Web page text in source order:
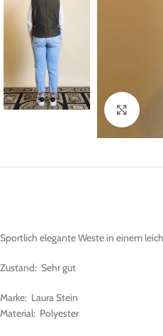
Klick
Sportlich elegante Weste in einem
Zustand: Sehr gut
Marke: Laura Stein
Material: Polyester